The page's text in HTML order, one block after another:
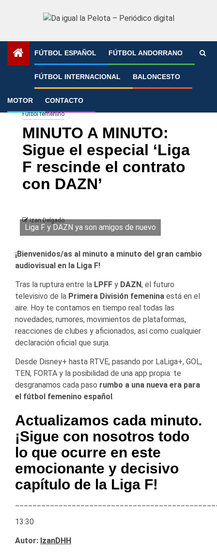
FÚTBOL ESPAÑOL FÚTBOL ANDORRANO
FÚTBOL INTERNACIONAL BALONCESTO
MOTOR CONTACTO
»
Fútbol femenino
MINUTO A MINUTO:
Sigue el especial ‘Liga
F rescinde el contrato
con DAZN’
Izan Delgado
Liga F y DAZN ya son amigos de nuevo
¡Bienvenidos/as al minuto a minuto del gran cambio
audiovisual en la Liga F!
Tras la ruptura entre la LPFF y DAZN, el futuro
televisivo de la Primera División femenina está en el
aire. Hoy te contamos en tiempo real todas las
novedades, rumores, movimientos de plataformas,
reacciones de clubes y aficionados, así como cualquier
declaración oficial que surja.
Desde Disney+ hasta RTVE, pasando por LaLiga+, GOL,
TEN, FORTA y la posibilidad de una app propia: te
desgranamos cada paso rumbo a una nueva era para
el fútbol femenino español.
Actualizamos cada minuto.
¡Sigue con nosotros todo
lo que ocurre en este
emocionante y decisivo
capítulo de la Liga F!
13:30
Autor: IzanDHH